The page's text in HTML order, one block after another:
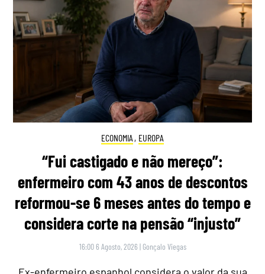
ECONOMIA , EUROPA
“Fui castigado e não mereço”:
enfermeiro com 43 anos de descontos
reformou-se 6 meses antes do tempo e
considera corte na pensão “injusto”
16:00 6 Agosto, 2026 | Gonçalo Viegas